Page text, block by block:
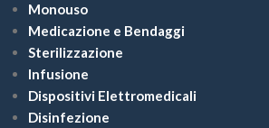
Monouso
Medicazione e Bendaggi
Sterilizzazione
Infusione
Dispositivi Elettromedicali
Disinfezione